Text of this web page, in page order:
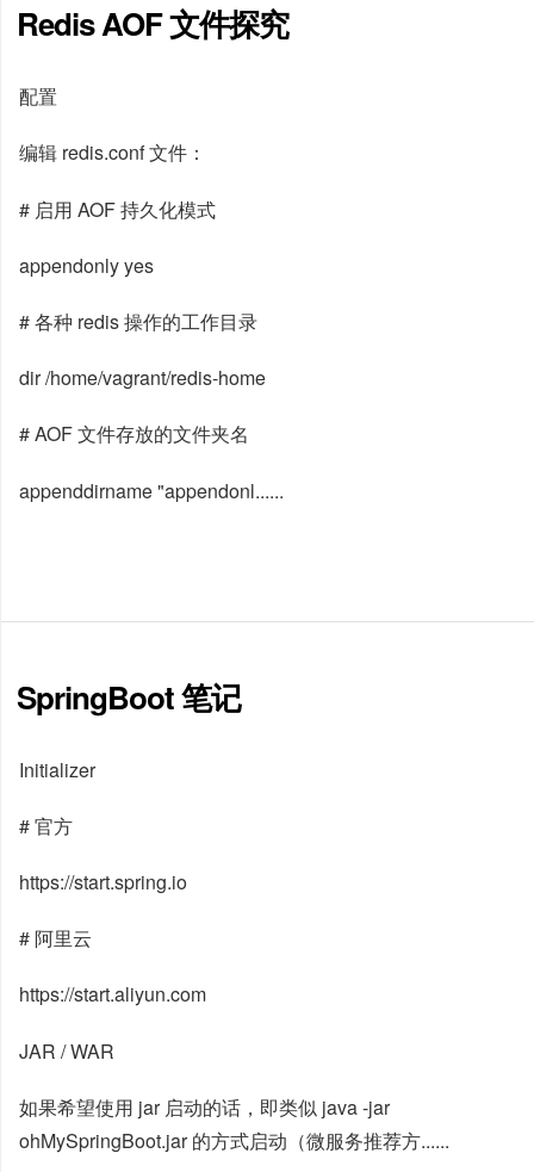
Redis AOF 文件探究
配置
编辑 redis.conf 文件：
# 启用 AOF 持久化模式
appendonly yes
# 各种 redis 操作的工作目录
dir /home/vagrant/redis-home
# AOF 文件存放的文件夹名
appenddirname "appendonl......
SpringBoot 笔记
Initializer
# 官方
https://start.spring.io
# 阿里云
https://start.aliyun.com
JAR / WAR
如果希望使用 jar 启动的话，即类似 java -jar
ohMySpringBoot.jar 的方式启动（微服务推荐方......